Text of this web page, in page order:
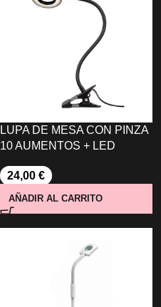
LUPA DE MESA CON PINZA
10 AUMENTOS + LED
24,00 €
AÑADIR AL CARRITO